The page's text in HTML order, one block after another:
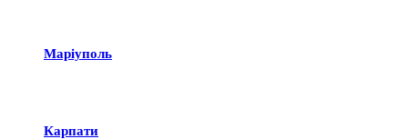
Маріуполь
Карпати